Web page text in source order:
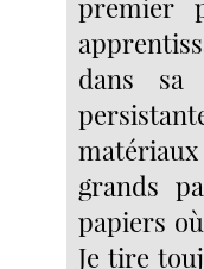
dans sa
matériaux
grands
papiers
Je tire